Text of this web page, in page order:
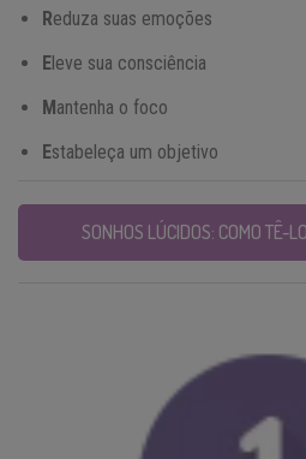
Reduza suas emoções
Eleve sua consciência
Mantenha o foco
Estabeleça um objetivo
SONHOS LÚCIDOS: COMO TÊ-